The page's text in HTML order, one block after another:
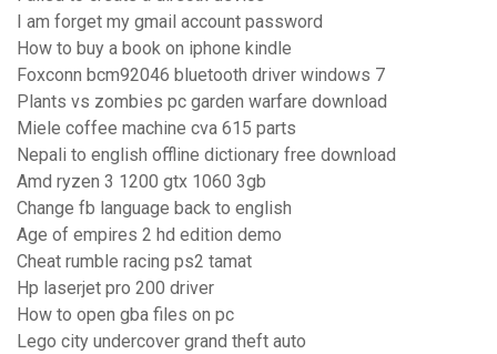
I am forget my gmail account password
How to buy a book on iphone kindle
Foxconn bcm92046 bluetooth driver windows 7
Plants vs zombies pc garden warfare download
Miele coffee machine cva 615 parts
Nepali to english offline dictionary free download
Amd ryzen 3 1200 gtx 1060 3gb
Change fb language back to english
Age of empires 2 hd edition demo
Cheat rumble racing ps2 tamat
Hp laserjet pro 200 driver
How to open gba files on pc
Lego city undercover grand theft auto